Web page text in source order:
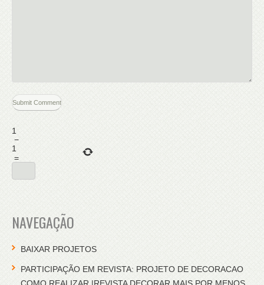
1
−
1
=
NAVEGAÇÃO
BAIXAR PROJETOS
PARTICIPAÇÃO EM REVISTA: PROJETO DE DECORACAO